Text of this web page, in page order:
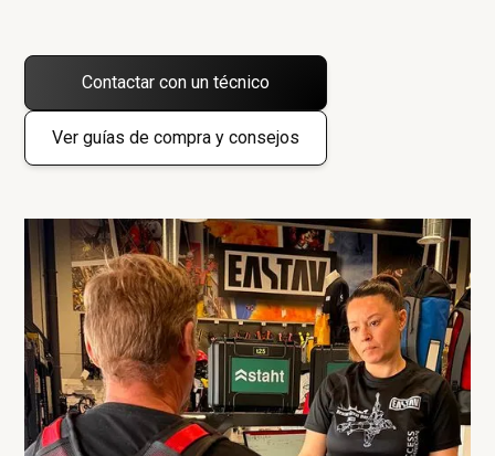
Contactar con un técnico
Ver guías de compra y consejos